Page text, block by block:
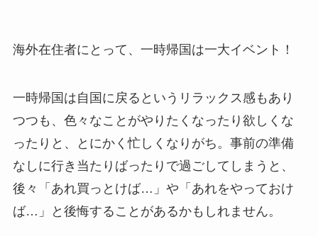
海外在住者にとって、一時帰国は一大イベント！
一時帰国は自国に戻るというリラックス感もあり
つつも、色々なことがやりたくなったり欲しくな
ったりと、とにかく忙しくなりがち。事前の準備
なしに行き当たりばったりで過ごしてしまうと、
後々「あれ買っとけば…」や「あれをやっておけ
ば…」と後悔することがあるかもしれません。